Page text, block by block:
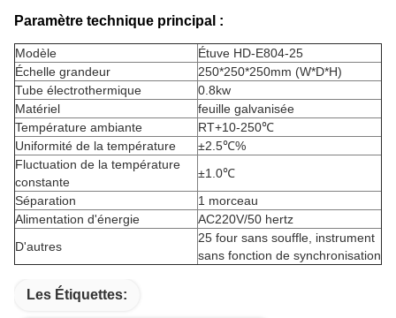
Paramètre technique principal :
Modèle
Étuve HD-E804-25
Échelle grandeur
250*250*250mm (W*D*H)
Tube électrothermique
0.8kw
Matériel
feuille galvanisée
Température ambiante
RT+10-250℃
Uniformité de la température
±2.5℃%
Fluctuation de la température
constante
±1.0℃
Séparation
1 morceau
Alimentation d'énergie
AC220V/50 hertz
D'autres
25 four sans souffle, instrument
sans fonction de synchronisation
Les Étiquettes: